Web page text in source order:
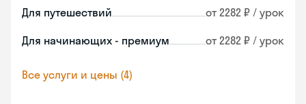
Для путешествий от 2282 ₽ / урок
Для начинающих - премиум от 2282 ₽ / урок
Все услуги и цены (4)